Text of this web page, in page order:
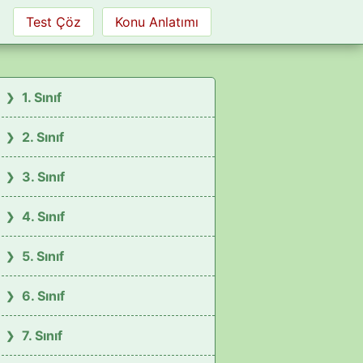
Test Çöz Konu Anlatımı
1. Sınıf
2. Sınıf
3. Sınıf
4. Sınıf
5. Sınıf
6. Sınıf
7. Sınıf